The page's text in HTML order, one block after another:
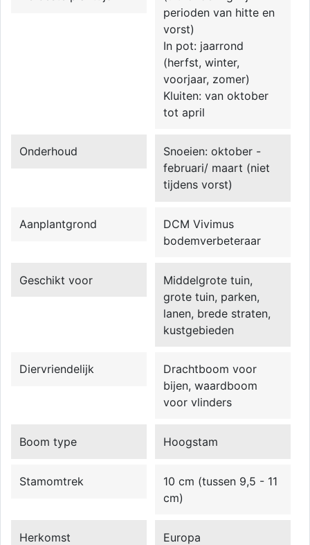
perioden van hitte en
vorst)
In pot: jaarrond
(herfst, winter,
voorjaar, zomer)
Kluiten: van oktober
tot april
Onderhoud
Snoeien: oktober -
februari/ maart (niet
tijdens vorst)
Aanplantgrond
DCM Vivimus
bodemverbeteraar
Geschikt voor
Middelgrote tuin,
grote tuin, parken,
lanen, brede straten,
kustgebieden
Diervriendelijk
Drachtboom voor
bijen, waardboom
voor vlinders
Boom type Hoogstam
Stamomtrek
10 cm (tussen 9,5 - 11
cm)
Herkomst Europa